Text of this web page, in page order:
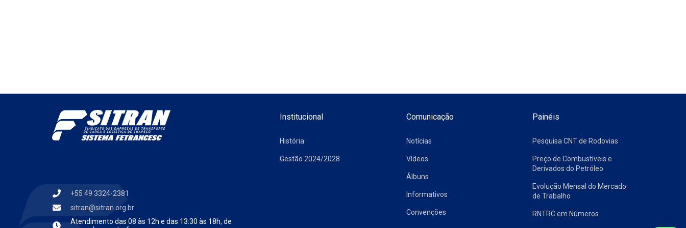
+55 49 3324-2381
sitran@sitran.org.br
Atendimento das 08 às 12h e das 13:30 às 18h, de
Institucional
História
Gestão 2024/2028
Comunicação
Notícias
Vídeos
Álbuns
Informativos
Convenções
Painéis
Pesquisa CNT de Rodovias
Preço de Combustíveis e
Derivados do Petróleo
Evolução Mensal do Mercado
de Trabalho
RNTRC em Números